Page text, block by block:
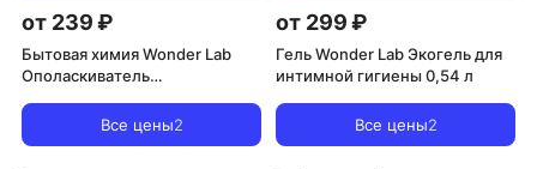
от 239 ₽
Бытовая химия Wonder Lab
Ополаскиватель
Все цены2
от 299 ₽
Гель Wonder Lab Экогель для
интимной гигиены 0,54 л
Все цены2